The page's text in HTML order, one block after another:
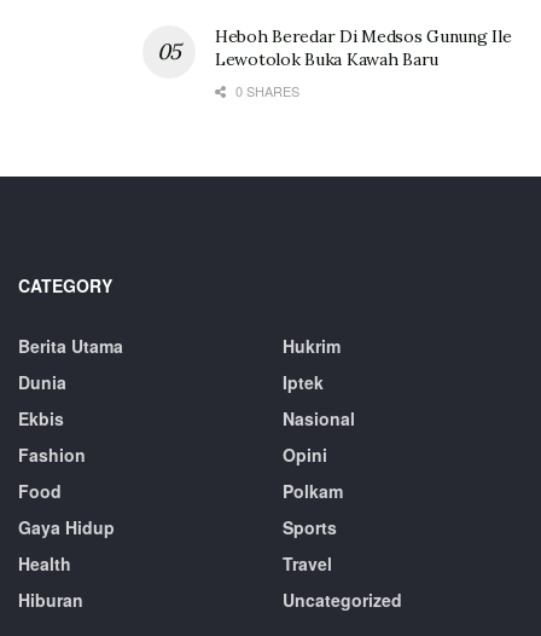
Heboh Beredar Di Medsos Gunung Ile
Lewotolok Buka Kawah Baru
0 SHARES
CATEGORY
Berita Utama
Dunia
Ekbis
Fashion
Food
Gaya Hidup
Health
Hiburan
Hukrim
Iptek
Nasional
Opini
Polkam
Sports
Travel
Uncategorized